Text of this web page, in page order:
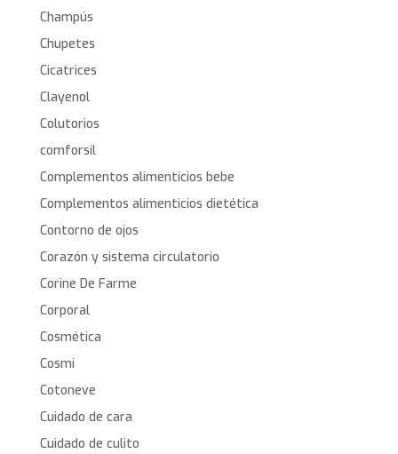
Champús
Chupetes
Cicatrices
Clayenol
Colutorios
comforsil
Complementos alimenticios bebe
Complementos alimenticios dietética
Contorno de ojos
Corazón y sistema circulatorio
Corine De Farme
Corporal
Cosmética
Cosmi
Cotoneve
Cuidado de cara
Cuidado de culito